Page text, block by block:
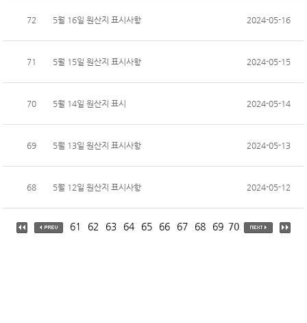
72 5월 16일 원산지 표시사항 2024-05-16
71 5월 15일 원산지 표시사항 2024-05-15
70 5월 14일 원산지 표시 2024-05-14
69 5월 13일 원산지 표시사항 2024-05-13
68 5월 12일 원산지 표시사항 2024-05-12
61 62 63 64 65 66 67 68 69 70